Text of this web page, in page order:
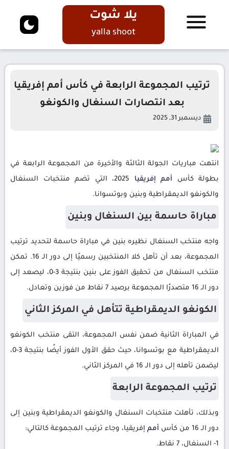
يلا شوت
yalla shoot
ترتيب المجموعة الرابعة في كأس أمم إفريقيا
بعد انتصارات السنغال والكونغو
ديسمبر 31, 2025
انتهت مباريات الجولة الثالثة والأخيرة من المجموعة الرابعة في
بطولة كأس أمم إفريقيا
2025، التي تضم منتخبات السنغال
والكونغو الديمقراطية وبنين وبوتسوانا.
مباراة حاسمة بين السنغال وبنين
واجه منتخب السنغال نظيره بنين في مباراة حاسمة لتحديد ترتيب
المجموعة، بعد أن تأهل كلا المنتخبين رسميًا إلى دور الـ 16. تمكن
منتخب السنغال من تحقيق الفوز على بنين بنتيجة 3-0، ليصعد إلى
دور الـ 16 متصدرًا المجموعة برصيد 7 نقاط من فوزين وتعادل.
الكونغو الديمقراطية تتأهل في المركز الثاني
في المباراة الثانية ضمن نفس المجموعة، التقى منتخب الكونغو
الديمقراطية مع بوتسوانا، حيث حقق الأول الفوز أيضًا بنتيجة 3-0،
ليضمن تأهله إلى دور الـ 16 في المركز الثاني.
ترتيب المجموعة الرابعة
وبذلك، تأهلت منتخبات السنغال والكونغو الديمقراطية وبنين إلى
دور الـ 16 من كأس
أمم إفريقيا، وجاء ترتيب المجموعة كالتالي:
1- السنغال، 7 نقاط.